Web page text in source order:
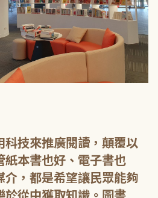
科技來推廣閱讀，顛覆以
紙本書也好、電子書也
介，都是希望讓民眾能夠